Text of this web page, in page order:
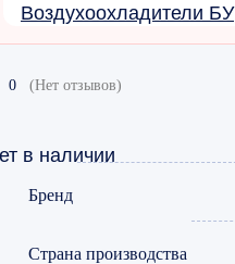
Воздухоохладители БУ
0 (Нет отзывов)
в наличии
Бренд
Страна производства